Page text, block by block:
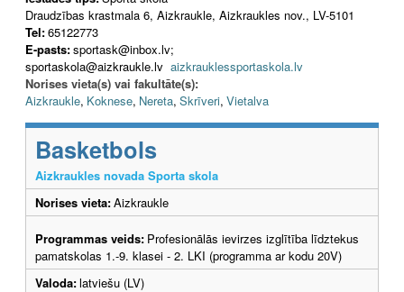
Draudzības krastmala 6, Aizkraukle, Aizkraukles nov., LV-5101
Tel:65122773
E-pasts:sportask@inbox.lv;
sportaskola@aizkraukle.lv aizkrauklessportaskola.lv
Norises vieta(s) vai fakultāte(s):
Aizkraukle, Koknese, Nereta, Skrīveri, Vietalva
Basketbols
Aizkraukles novada Sporta skola
Norises vieta:Aizkraukle
Programmas veids: Profesionālās ievirzes izglītība līdztekus
pamatskolas 1.-9. klasei - 2. LKI (programma ar kodu 20V)
Valoda:latviešu (LV)